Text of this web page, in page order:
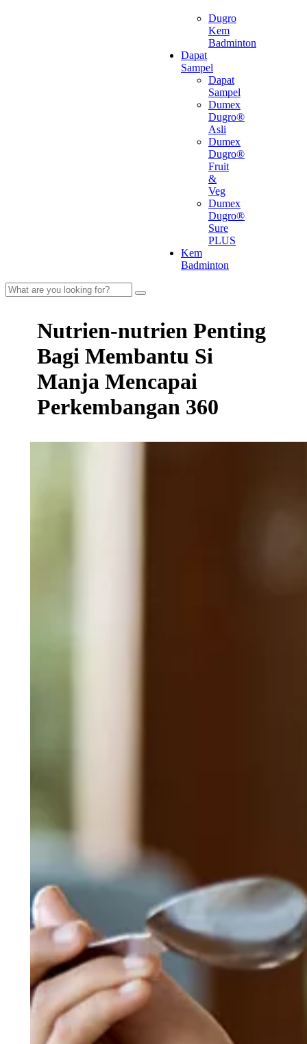
Dugro
Kem
Badminton
Dapat
Sampel
Dapat
Sampel
Dumex
Dugro®
Asli
Dumex
Dugro®
Fruit
&
Veg
Dumex
Dugro®
Sure
PLUS
Kem
Badminton
Nutrien-nutrien Penting
Bagi Membantu Si
Manja Mencapai
Perkembangan 360